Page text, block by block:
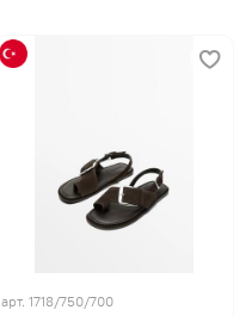
арт. 1718/750/700